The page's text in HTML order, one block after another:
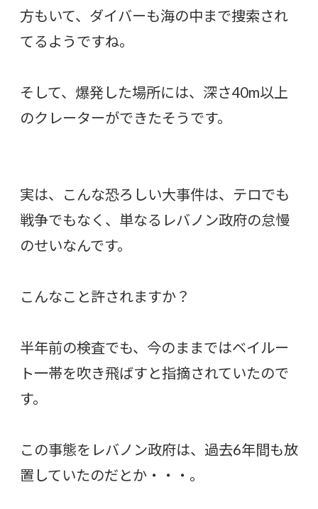
方もいて、ダイバーも海の中まで捜索され
てるようですね。
そして、爆発した場所には、深さ40m以上
のクレーターができたそうです。
実は、こんな恐ろしい大事件は、テロでも
戦争でもなく、単なるレバノン政府の怠慢
のせいなんです。
こんなこと許されますか？
半年前の検査でも、今のままではベイルー
ト一帯を吹き飛ばすと指摘されていたので
す。
この事態をレバノン政府は、過去6年間も放
置していたのだとか・・・。